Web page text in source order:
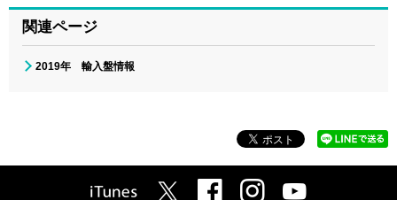
関連ページ
2019年 輸入盤情報